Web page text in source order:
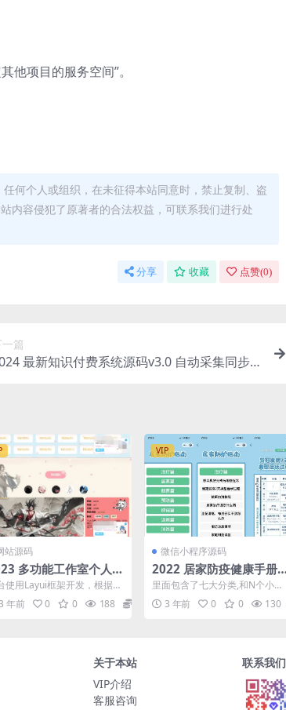
项目的服务空间”。
何个人或组织，在未征得本站同意时，禁止复制、盗
内容侵犯了原著者的合法权益，可联系我们进行处
分享 收藏 点赞(0)
一篇
最新知识付费系统源码v3.0 自动采集同步
站源码
多功能工作室个人引
源码 后台版V2.4
使用Layui框架开发，根据大
建议已经把大家需要的功能
上了。
年前 0 0 188
VIP
微信小程序源码
2022 居家防疫健康手册
微信小程序源码
里面包含了七大分类,和N个小分
类 基本都全了,中招的时候可基本
靠这个来给自己认知...
3 年前 0 0 130
关于本站
VIP介绍
客服咨询
联系我们